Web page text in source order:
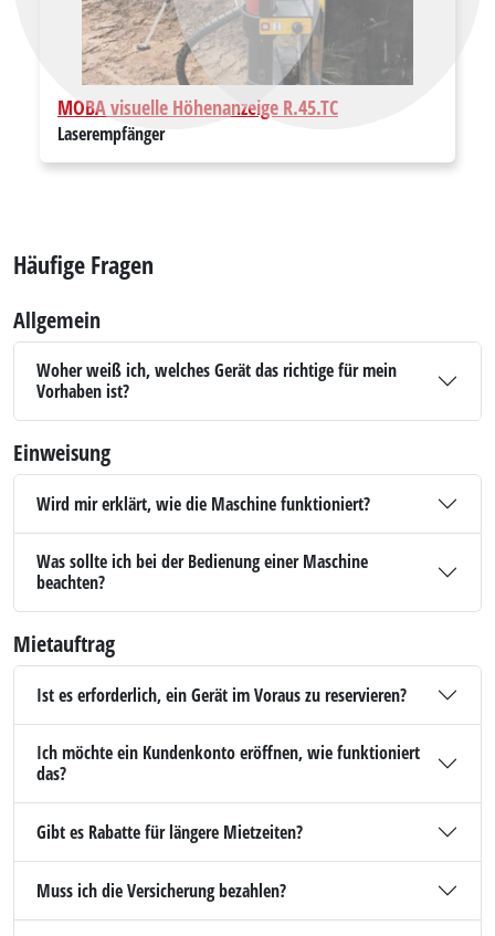
MOBA visuelle Höhenanzeige R.45.TC
Laserempfänger
Häufige Fragen
Allgemein
Woher weiß ich, welches Gerät das richtige für mein
Vorhaben ist?
Einweisung
Wird mir erklärt, wie die Maschine funktioniert?
Was sollte ich bei der Bedienung einer Maschine
beachten?
Mietauftrag
Ist es erforderlich, ein Gerät im Voraus zu reservieren?
Ich möchte ein Kundenkonto eröffnen, wie funktioniert
das?
Gibt es Rabatte für längere Mietzeiten?
Muss ich die Versicherung bezahlen?